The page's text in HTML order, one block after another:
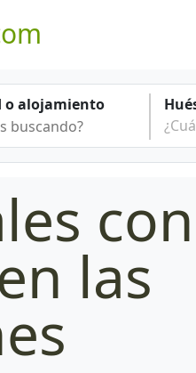
o alojamiento
con
las